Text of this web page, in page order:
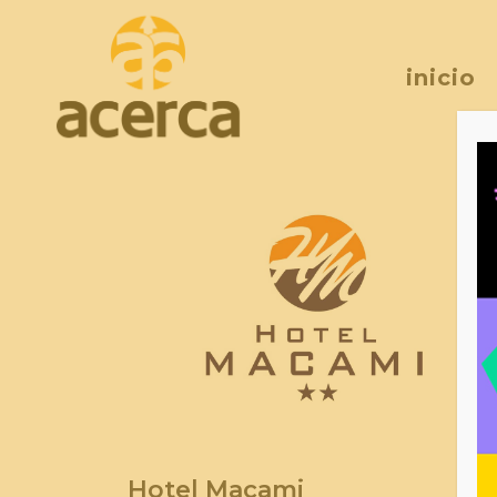
inicio
Hotel Macami